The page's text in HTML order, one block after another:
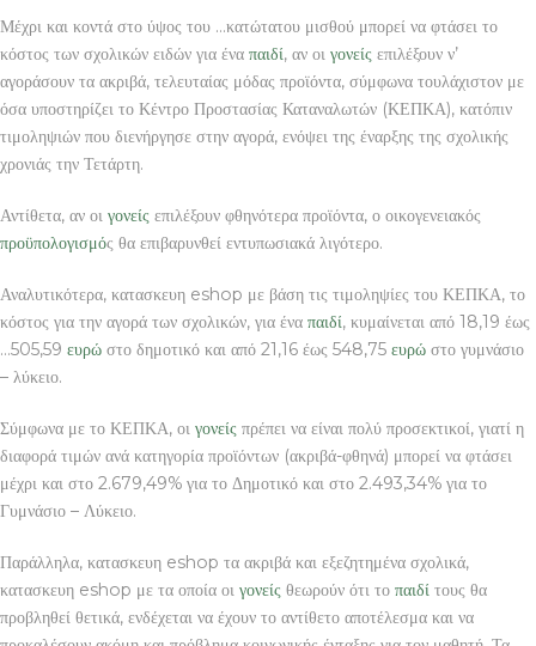
Μέχρι και κοντά στο ύψος του …κατώτατου μισθού μπορεί να φτάσει το
κόστος των σχολικών ειδών για ένα παιδί, αν οι γονείς επιλέξουν ν’
αγοράσουν τα ακριβά, τελευταίας μόδας προϊόντα, σύμφωνα τουλάχιστον με
όσα υποστηρίζει το Κέντρο Προστασίας Καταναλωτών (ΚΕΠΚΑ), κατόπιν
τιμοληψιών που διενήργησε στην αγορά, ενόψει της έναρξης της σχολικής
χρονιάς την Τετάρτη.
Αντίθετα, αν οι γονείς επιλέξουν φθηνότερα προϊόντα, ο οικογενειακός
προϋπολογισμός θα επιβαρυνθεί εντυπωσιακά λιγότερο.
Αναλυτικότερα, κατασκευη eshop με βάση τις τιμοληψίες του ΚΕΠΚΑ, το
κόστος για την αγορά των σχολικών, για ένα παιδί, κυμαίνεται από 18,19 έως
…505,59 ευρώ στο δημοτικό και από 21,16 έως 548,75 ευρώ στο γυμνάσιο
– λύκειο.
Σύμφωνα με το ΚΕΠΚΑ, οι γονείς πρέπει να είναι πολύ προσεκτικοί, γιατί η
διαφορά τιμών ανά κατηγορία προϊόντων (ακριβά-φθηνά) μπορεί να φτάσει
μέχρι και στο 2.679,49% για το Δημοτικό και στο 2.493,34% για το
Γυμνάσιο – Λύκειο.
Παράλληλα, κατασκευη eshop τα ακριβά και εξεζητημένα σχολικά,
κατασκευη eshop με τα οποία οι γονείς θεωρούν ότι το παιδί τους θα
προβληθεί θετικά, ενδέχεται να έχουν το αντίθετο αποτέλεσμα και να